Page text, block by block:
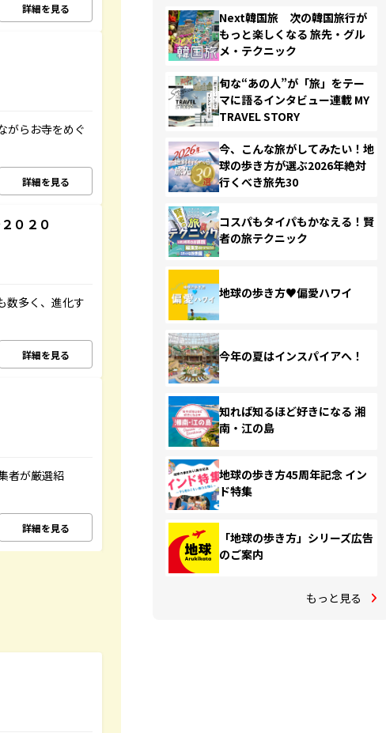
詳細を見る
がらお寺をめぐ
詳細を見る
０２０
数多く、進化す
詳細を見る
者が厳選紹
詳細を見る
Next韓国旅 次の韓国旅行が
もっと楽しくなる 旅先・グル
メ・テクニック
旬な“あの人”が「旅」をテー
マに語るインタビュー連載 MY
TRAVEL STORY
今、こんな旅がしてみたい！地
球の歩き方が選ぶ2026年絶対
行くべき旅先30
コスパもタイパもかなえる！賢
者の旅テクニック
地球の歩き方♥偏愛ハワイ
今年の夏はインスパイアへ！
知れば知るほど好きになる 湘
南・江の島
地球の歩き方45周年記念 イン
ド特集
「地球の歩き方」シリーズ広告
のご案内
もっと見る